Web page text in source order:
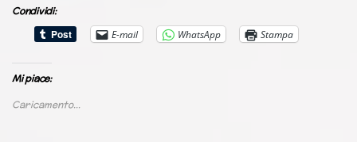
Condividi:
E-mail
WhatsApp Stampa
Mi piace:
Caricamento...